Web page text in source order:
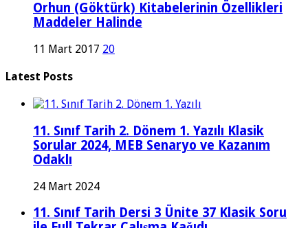
Orhun (Göktürk) Kitabelerinin Özellikleri
Maddeler Halinde
11 Mart 2017 20
Latest Posts
11. Sınıf Tarih 2. Dönem 1. Yazılı Klasik
Sorular 2024, MEB Senaryo ve Kazanım
Odaklı
24 Mart 2024
11. Sınıf Tarih Dersi 3 Ünite 37 Klasik Soru